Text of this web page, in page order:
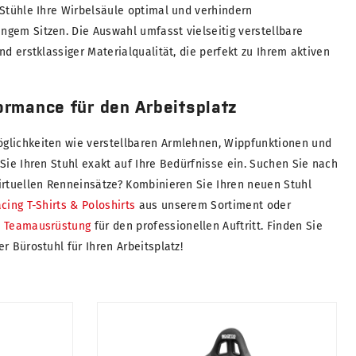
Ihre Wirbelsäule optimal und verhindern
Sitzen. Die Auswahl umfasst vielseitig verstellbare
erstklassiger Materialqualität, die perfekt zu Ihrem aktiven
für den Arbeitsplatz
wie verstellbaren Armlehnen, Wippfunktionen und
Ihren Stuhl exakt auf Ihre Bedürfnisse ein. Suchen Sie nach
Renneinsätze? Kombinieren Sie Ihren neuen Stuhl
T-Shirts & Poloshirts aus unserem Sortiment oder
für den professionellen Auftritt. Finden Sie
Bürostuhl für Ihren Arbeitsplatz!